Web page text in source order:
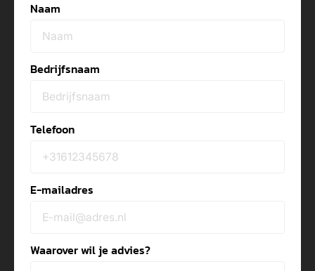
Naam
Bedrijfsnaam
Telefoon
E-mailadres
Waarover wil je advies?